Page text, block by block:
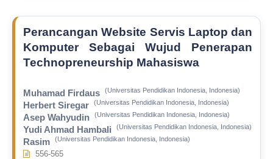
Perancangan Website Servis Laptop dan
Komputer Sebagai Wujud Penerapan
Technopreneurship Mahasiswa
Muhamad Firdaus (Universitas Pendidikan Indonesia, Indonesia)
Herbert Siregar (Universitas Pendidikan Indonesia, Indonesia)
Asep Wahyudin (Universitas Pendidikan Indonesia, Indonesia)
Yudi Ahmad Hambali (Universitas Pendidikan Indonesia, Indonesia)
Rasim (Universitas Pendidikan Indonesia, Indonesia)
556-565